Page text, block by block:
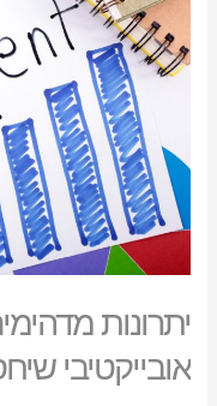
יתרונות
אובייקטיבי
בבחירת
תכנון
פנסיה
אובייקטיבי
שיחסכו
כסף